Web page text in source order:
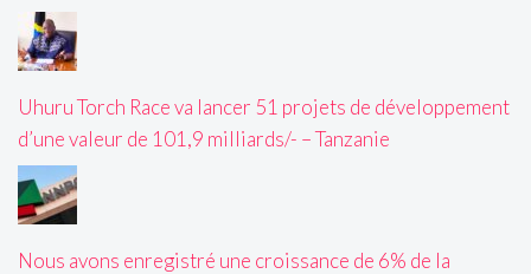
Uhuru Torch Race va lancer 51 projets de développement
d’une valeur de 101,9 milliards/- – Tanzanie
Nous avons enregistré une croissance de 6% de la